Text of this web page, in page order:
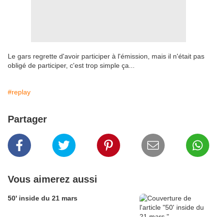
Le gars regrette d'avoir participer à l'émission, mais il n'était pas
obligé de participer, c'est trop simple ça...
#replay
Partager
Vous aimerez aussi
50' inside du 21 mars